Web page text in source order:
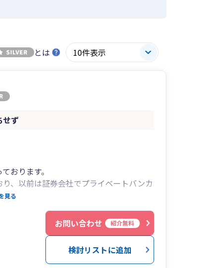
とは
せず
おります。
、以前は証券会社でプライベートバンカ
相続・贈与・財産評価なども得意としま
どちらでも対応しております。
も近いため関東・信越・北陸エリアはお
見る
お問い合わせ 紹介無料
検討リストに追加